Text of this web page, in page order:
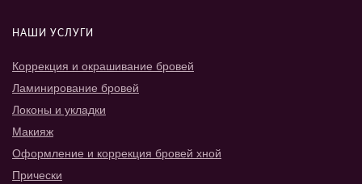
НАШИ УСЛУГИ
Коррекция и окрашивание бровей
Ламинирование бровей
Локоны и укладки
Макияж
Оформление и коррекция бровей хной
Прически